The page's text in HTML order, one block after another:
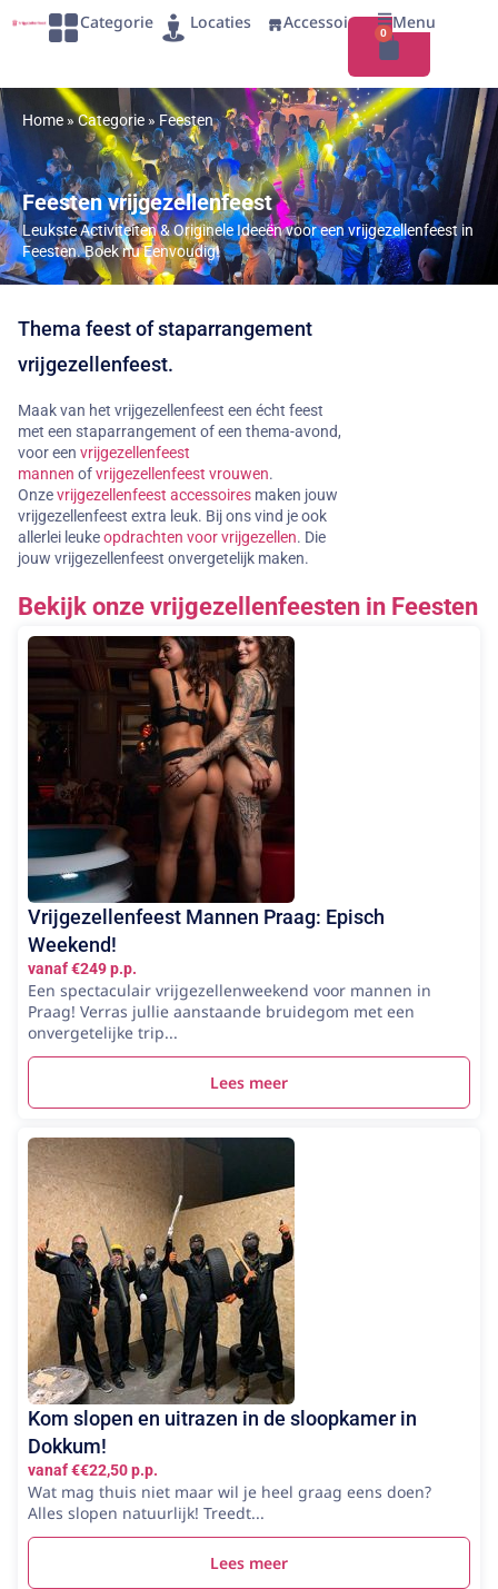
Categorie Locaties Accessoires
0
Menu
Home »Categorie » Feesten
Feesten vrijgezellenfeest
Leukste Activiteiten & Originele Ideeën voor een vrijgezellenfeest in
Feesten. Boek nu Eenvoudig!
Thema feest of staparrangement
vrijgezellenfeest.
Maak van het vrijgezellenfeest een écht feest
met een staparrangement of een thema-avond,
voor een vrijgezellenfeest
mannen ofvrijgezellenfeest vrouwen.
Onzevrijgezellenfeest accessoires maken jouw
vrijgezellenfeest extra leuk. Bij ons vind je ook
allerlei leukeopdrachten voor vrijgezellen. Die
jouw vrijgezellenfeest onvergetelijk maken.
Bekijk onze vrijgezellenfeesten in Feesten
Vrijgezellenfeest Mannen Praag: Episch
Weekend!
vanaf €249 p.p.
Een spectaculair vrijgezellenweekend voor mannen in
Praag! Verras jullie aanstaande bruidegom met een
onvergetelijke trip...
Lees meer
Kom slopen en uitrazen in de sloopkamer in
Dokkum!
vanaf €€22,50 p.p.
Wat mag thuis niet maar wil je heel graag eens doen?
Alles slopen natuurlijk! Treedt...
Lees meer